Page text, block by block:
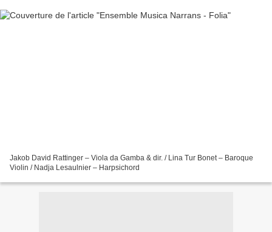
Jakob David Rattinger – Viola da Gamba & dir. / Lina Tur Bonet – Baroque
Violin / Nadja Lesaulnier – Harpsichord